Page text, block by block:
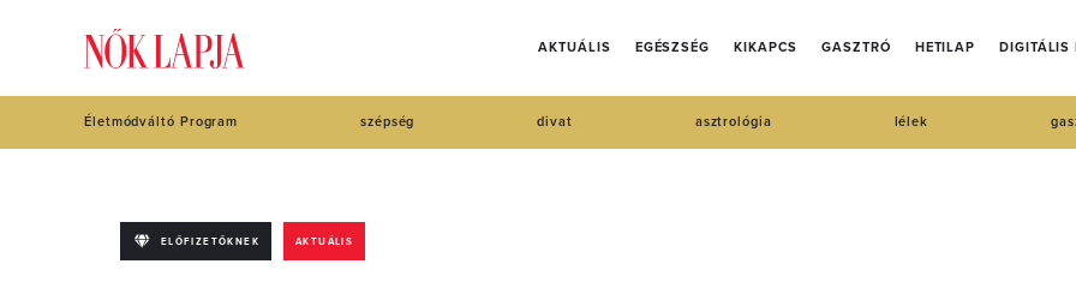
AKTUÁLIS EGÉSZSÉG KIKAPCS GASZTRÓ HETILAP DIGITÁLIS
Életmódváltó Program szépség divat asztrológia lélek
ELŐFIZETŐKNEK AKTUÁLIS